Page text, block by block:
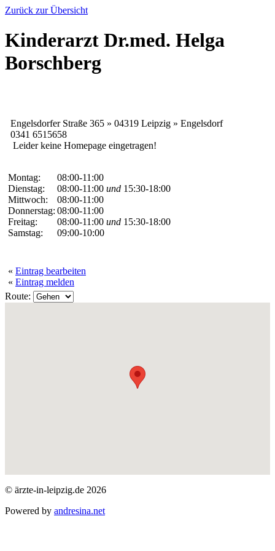
Zurück zur Übersicht
Kinderarzt Dr.med. Helga
Borschberg
Engelsdorfer Straße 365 » 04319 Leipzig » Engelsdorf
0341 6515658
Leider keine Homepage eingetragen!
Montag:
08:00-11:00
Dienstag:
08:00-11:00 und 15:30-18:00
Mittwoch:
08:00-11:00
Donnerstag: 08:00-11:00
Freitag:
08:00-11:00 und 15:30-18:00
Samstag:
09:00-10:00
« Eintrag bearbeiten
« Eintrag melden
Route:
© ärzte-in-leipzig.de 2026
Powered by andresina.net